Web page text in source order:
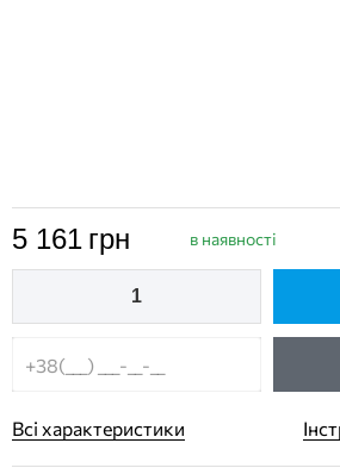
5 161 грн в наявності
Всі характеристики